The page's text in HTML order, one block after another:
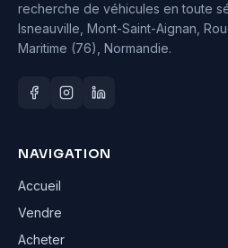
recherche de véhicules en toute
Isneauville, Mont-Saint-Aignan,
Maritime (76), Normandie.
NAVIGATION
Accueil
Vendre
Acheter